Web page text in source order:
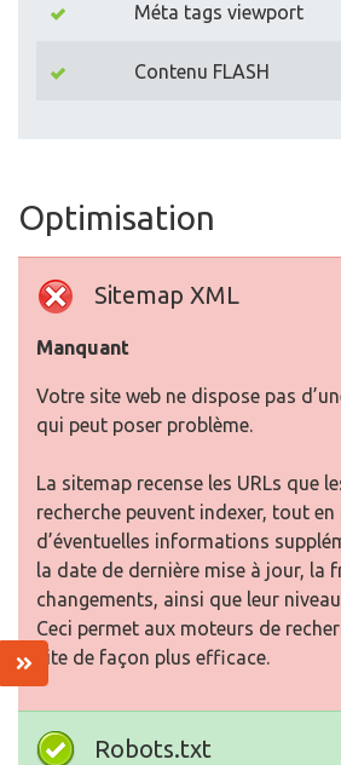
Méta tags viewport
Contenu FLASH
Optimisation
Sitemap XML
Manquant
Votre site web ne dispose pas
qui peut poser problème.
La sitemap recense les URLs que
recherche peuvent indexer, tout
d’éventuelles informations
la date de dernière mise à jour, la
changements, ainsi que leur
Ceci permet aux moteurs de
site de façon plus efficace.
Robots.txt